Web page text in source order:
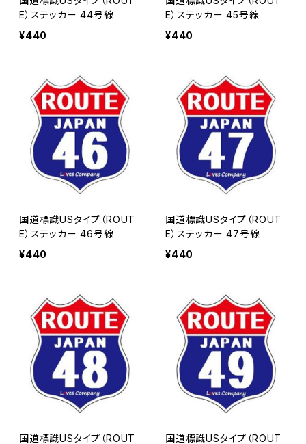
E）ステッカー 44号線
¥440
E）ステッカー 45号線
¥440
国道標識USタイプ（ROUT
E）ステッカー 46号線
¥440
国道標識USタイプ（ROUT
E）ステッカー 47号線
¥440
国道標識USタイプ（ROUT
国道標識USタイプ（ROUT